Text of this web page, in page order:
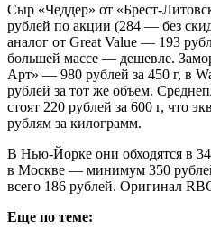
Сыр «Чеддер» от «Брест-
рублей по акции (284 — без
аналог от Great Value — 193
большей массе — дешевле.
Арт» — 980 рублей за 450 г, в
рублей за тот же объем.
стоят 220 рублей за 600 г, что
рублям за килограмм.
В Нью-Йорке они обходятся в
в Москве — минимум 350
всего 186 рублей. Оригинал
Еще по теме: